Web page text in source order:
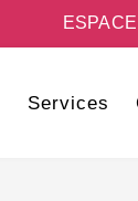
Services